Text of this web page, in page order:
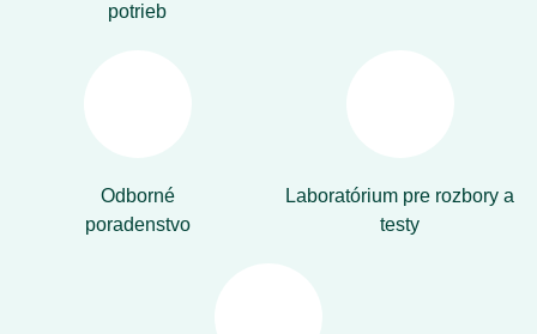
potrieb
Odborné
poradenstvo
Laboratórium pre rozbory a
testy